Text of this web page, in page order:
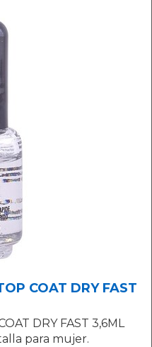
COAT DRY FAST
DRY FAST 3,6ML
para mujer.